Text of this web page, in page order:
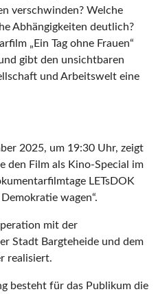
verschwinden? Welche
Abhängigkeiten deutlich?
„Ein Tag ohne Frauen“
gibt den unsichtbaren
und Arbeitswelt eine
2025, um 19:30 Uhr, zeigt
den Film als Kino-Special im
LETsDOK
wagen“.
mit der
Stadt Bargteheide und dem
realisiert.
besteht für das Publikum die